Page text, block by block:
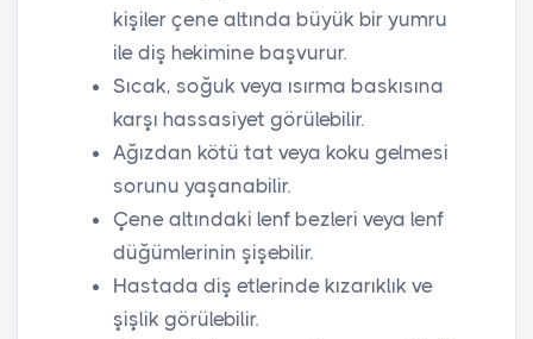
kişiler çene altında büyük bir yumru
ile diş hekimine başvurur.
Sıcak, soğuk veya ısırma baskısına
karşı hassasiyet görülebilir.
Ağızdan kötü tat veya koku gelmesi
sorunu yaşanabilir.
Çene altındaki lenf bezleri veya lenf
düğümlerinin şişebilir.
Hastada diş etlerinde kızarıklık ve
şişlik görülebilir.